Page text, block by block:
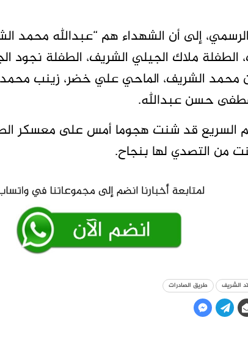
إلى أن الشهداء هم “عبدالله محمد
الطفلة ملاك الجيلي الشريف، الطفلة نجود
محمد الشريف، الماحي علي خضر، زينب
حسن عبدالله.
السريع قد شنت هجوما أمس على معسكر
من التصدي لها بنجاح.
الشريف طريق الصادرات